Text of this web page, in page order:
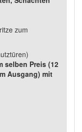
zum
selben Preis (12
Ausgang) mit